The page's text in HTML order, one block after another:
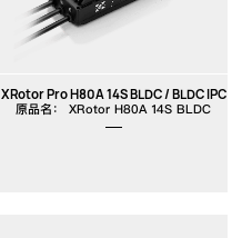
XRotor Pro H80A 14S BLDC / BLDC IPC
原品名： XRotor H80A 14S BLDC